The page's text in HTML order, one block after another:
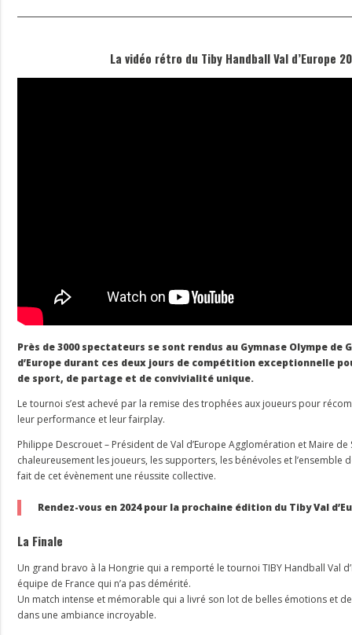
La vidéo rétro du Tiby Handball Val d’Europe
Près de 3000 spectateurs se sont rendus au Gymnase Olympe de
d’Europe durant ces deux jours de compétition exceptionnelle
de sport, de partage et de convivialité unique.
Le tournoi s’est achevé par la remise des trophées aux joueurs pour
leur performance et leur fairplay.
Philippe Descrouet – Président de Val d’Europe Agglomération et Maire
chaleureusement les joueurs, les supporters, les bénévoles et l’ensemble
fait de cet évènement une réussite collective.
Rendez-vous en 2024 pour la prochaine édition du Tiby Val
La Finale
Un grand bravo à la Hongrie qui a remporté le tournoi TIBY Handball Val
équipe de France qui n’a pas démérité.
Un match intense et mémorable qui a livré son lot de belles émotions et
dans une ambiance incroyable.